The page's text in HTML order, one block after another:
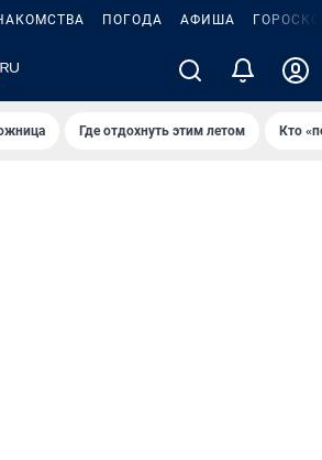
ПОГОДА АФИША
Где отдохнуть этим летом Кто